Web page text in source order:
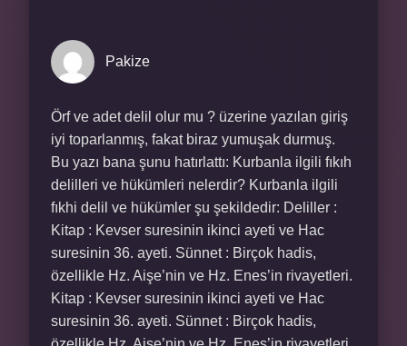
Pakize
Örf ve adet delil olur mu ? üzerine yazılan giriş
iyi toparlanmış, fakat biraz yumuşak durmuş.
Bu yazı bana şunu hatırlattı: Kurbanla ilgili fıkıh
delilleri ve hükümleri nelerdir? Kurbanla ilgili
fıkhi delil ve hükümler şu şekildedir: Deliller :
Kitap : Kevser suresinin ikinci ayeti ve Hac
suresinin 36. ayeti. Sünnet : Birçok hadis,
özellikle Hz. Aişe’nin ve Hz. Enes’in rivayetleri.
Kitap : Kevser suresinin ikinci ayeti ve Hac
suresinin 36. ayeti. Sünnet : Birçok hadis,